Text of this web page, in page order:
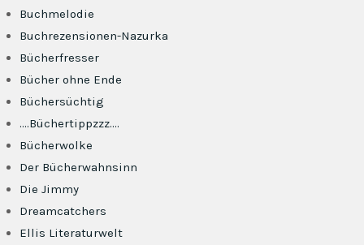
Buchmelodie
Buchrezensionen-Nazurka
Bücherfresser
Bücher ohne Ende
Büchersüchtig
….Büchertippzzz….
Bücherwolke
Der Bücherwahnsinn
Die Jimmy
Dreamcatchers
Ellis Literaturwelt